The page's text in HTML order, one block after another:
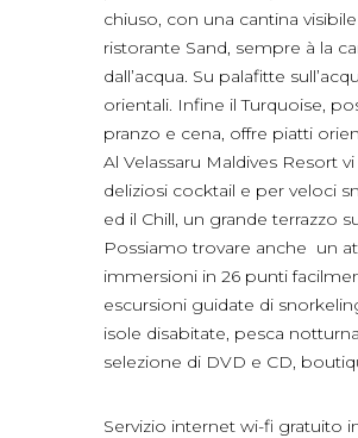
chiuso, con una cantina
ristorante Sand, sempre à la
dall’acqua. Su palafitte
orientali. Infine il Turquoise,
pranzo e cena, offre piatti
Al Velassaru Maldives Resort
deliziosi cocktail e per veloci
ed il Chill, un grande terrazzo
Possiamo trovare anche un
immersioni in 26 punti
escursioni guidate di
isole disabitate, pesca
selezione di DVD e CD,
Servizio internet wi-fi gratuito